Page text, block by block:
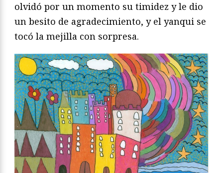
olvidó por un momento su timidez y le dio
un besito de agradecimiento, y el yanqui se
tocó la mejilla con sorpresa.